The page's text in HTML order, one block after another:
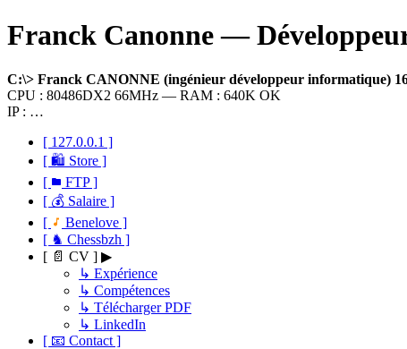
Franck Canonne —
C:\> Franck CANONNE (ingénieur développeur informatique)
CPU : 80486DX2 66MHz — RAM : 640K OK
IP : …
[ 127.0.0.1 ]
[ 🛍 Store ]
[
FTP ]
[ 💰 Salaire ]
[
Benelove ]
[ ♞ Chessbzh ]
[ 📄 CV ] ▶
↳ Expérience
↳ Compétences
↳ Télécharger PDF
↳ LinkedIn
[ 📧 Contact ]